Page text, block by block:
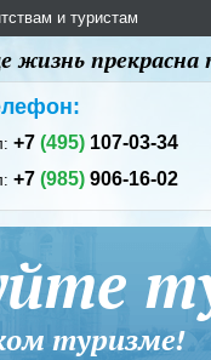
и туристам
жизнь
+7(495) 107-03-34
+7(985) 906-16-02